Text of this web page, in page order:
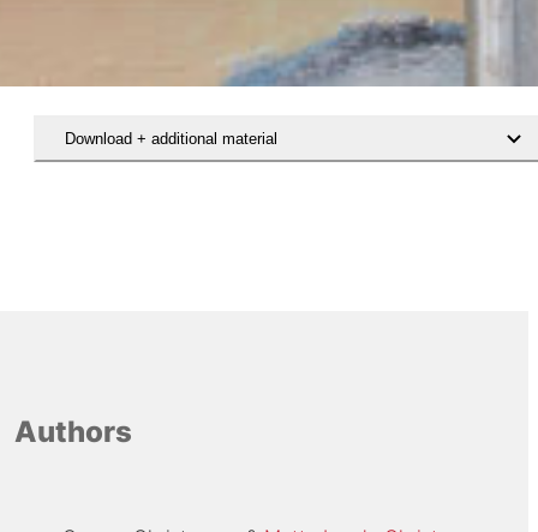
Download + additional material
Hent hæftet Tryghed og trivsel i de udsatte boligområder
Authors